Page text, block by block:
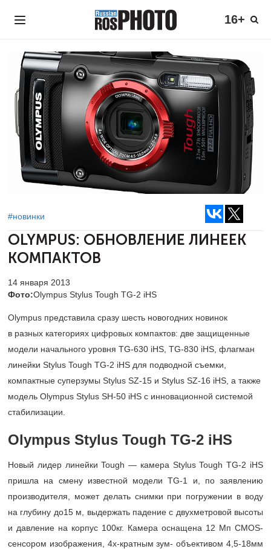
16+
#новинки
OLYMPUS: ОБНОВЛЕНИЕ ЛИНЕЕК
КОМПАКТОВ
14 января 2013
Фото:Olympus Stylus Tough TG-2 iHS
Olympus представила сразу шесть новогодних новинок
в разных категориях цифровых компактов: две защищенные
модели начального уровня TG-630 iHS, TG-830 iHS, флагман
линейки Stylus Tough TG-2 iHS для подводной съемки,
компактные суперзумы Stylus SZ-15 и Stylus SZ-16 iHS, а также
модель Olympus Stylus SH-50 iHS с инновационной системой
стабилизации.
Olympus Stylus Tough TG-2 iHS
Новый лидер линейки Tough — камера Stylus Tough TG-2 iHS
пришла на смену известной модели TG-1 и, по заявлению
производителя, может делать снимки при погружении в воду
на глубину до15 м, выдержать падение с двухметровой высоты
и давление на корпус 100кг. Камера оснащена 12 Мп CMOS-
сенсором изображения, 4х-кратным зум- объективом 4,5-18мм